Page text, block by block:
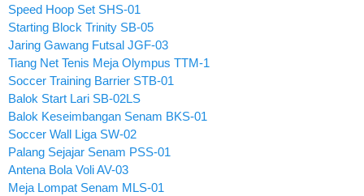
Speed Hoop Set SHS-01
Starting Block Trinity SB-05
Jaring Gawang Futsal JGF-03
Tiang Net Tenis Meja Olympus TTM-1
Soccer Training Barrier STB-01
Balok Start Lari SB-02LS
Balok Keseimbangan Senam BKS-01
Soccer Wall Liga SW-02
Palang Sejajar Senam PSS-01
Antena Bola Voli AV-03
Meja Lompat Senam MLS-01